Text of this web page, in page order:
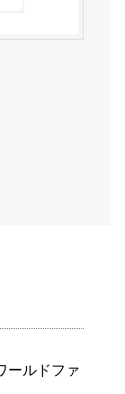
ールドファ